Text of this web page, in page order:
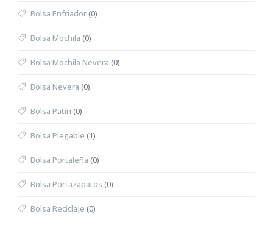
Bolsa Enfriador(0)
Bolsa Mochila (0)
Bolsa Mochila Nevera (0)
Bolsa Nevera (0)
Bolsa Patín (0)
Bolsa Plegable (1)
Bolsa Portaleña (0)
Bolsa Portazapatos (0)
Bolsa Reciclaje (0)